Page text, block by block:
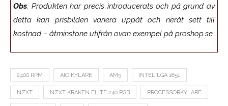
Obs. Produkten har precis introducerats och på grund av
detta kan prisbilden variera uppåt och neråt sett till
kostnad – åtminstone utifrån ovan exempel på proshop.se.
2400 RPM AIO KYLARE AM5 INTEL LGA 1851
NZXT NZXT KRAKEN ELITE 240 RGB PROCESSORKYLARE